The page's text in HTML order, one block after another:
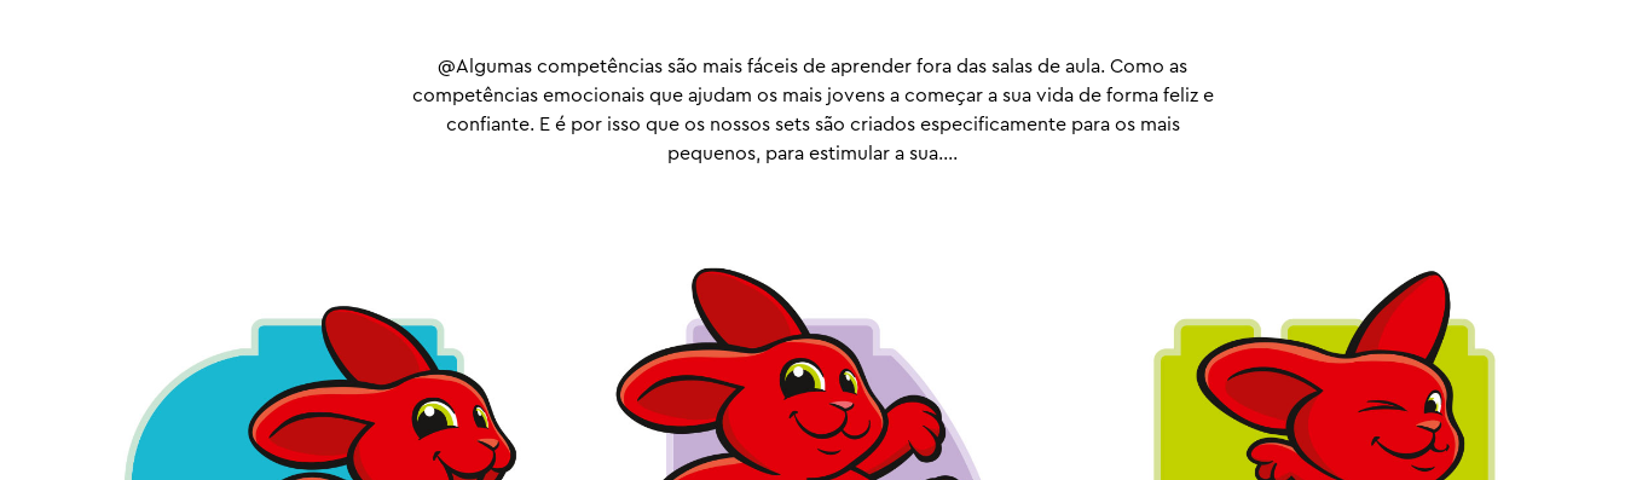
@Algumas competências são mais fáceis de aprender fora das salas de aula. Como as
competências emocionais que ajudam os mais jovens a começar a sua vida de forma feliz e
confiante. E é por isso que os nossos sets são criados especificamente para os mais
pequenos, para estimular a sua....